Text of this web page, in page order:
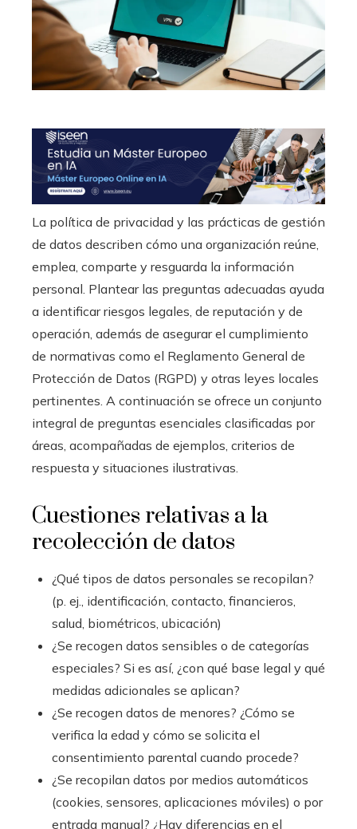
La política de privacidad y las prácticas de gestión
de datos describen cómo una organización reúne,
emplea, comparte y resguarda la información
personal. Plantear las preguntas adecuadas ayuda
a identificar riesgos legales, de reputación y de
operación, además de asegurar el cumplimiento
de normativas como el Reglamento General de
Protección de Datos (RGPD) y otras leyes locales
pertinentes. A continuación se ofrece un conjunto
integral de preguntas esenciales clasificadas por
áreas, acompañadas de ejemplos, criterios de
respuesta y situaciones ilustrativas.
Cuestiones relativas a la
recolección de datos
¿Qué tipos de datos personales se recopilan?
(p. ej., identificación, contacto, financieros,
salud, biométricos, ubicación)
¿Se recogen datos sensibles o de categorías
especiales? Si es así, ¿con qué base legal y qué
medidas adicionales se aplican?
¿Se recogen datos de menores? ¿Cómo se
verifica la edad y cómo se solicita el
consentimiento parental cuando procede?
¿Se recopilan datos por medios automáticos
(cookies, sensores, aplicaciones móviles) o por
entrada manual? ¿Hay diferencias en el